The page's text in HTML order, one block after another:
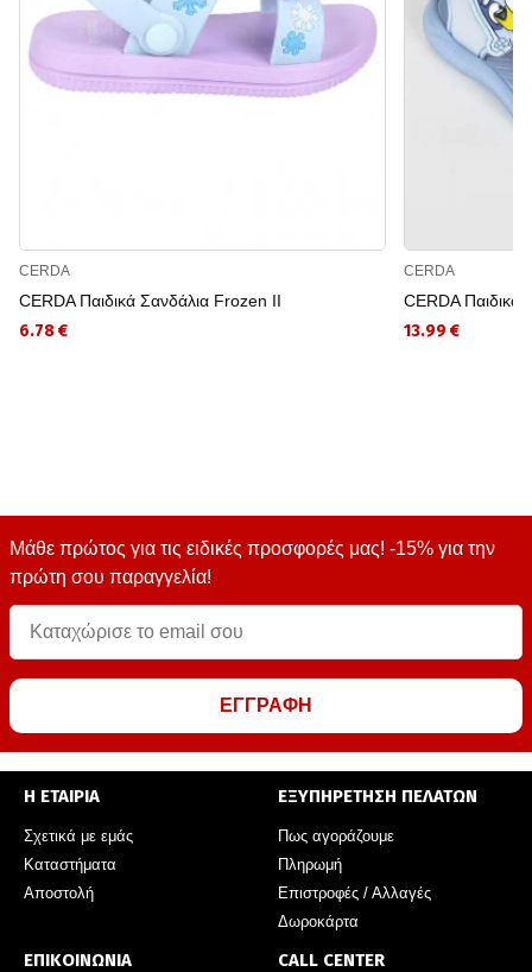
CERDA
CERDA Παιδικά Σανδάλια Frozen II
6.78 €
CERDA
CERDA Παιδικά
13.99 €
Μάθε πρώτος για τις ειδικές προσφορές μας! -15% για την
πρώτη σου παραγγελία!
ΕΓΓΡΑΦΗ
Η ΕΤΑΙΡΙΑ
Σχετικά με εμάς
Καταστήματα
Αποστολή
ΕΞΥΠΗΡΕΤΗΣΗ ΠΕΛΑΤΩΝ
Πως αγοράζουμε
Πληρωμή
Επιστροφές / Αλλαγές
Δωροκάρτα
ΕΠΙΚΟΙΝΩΝΙΑ CALL CENTER